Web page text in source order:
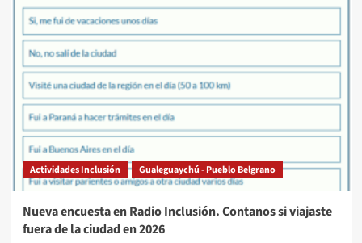
Actividades Inclusión Gualeguaychú - Pueblo Belgrano
Nueva encuesta en Radio Inclusión. Contanos si viajaste
fuera de la ciudad en 2026